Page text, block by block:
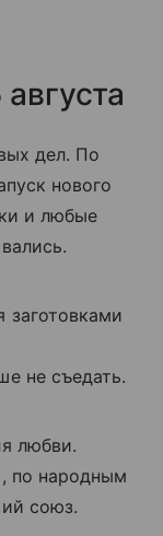
дел. По
нового
и любые
заготовками
не съедать.
любви.
по народным
союз.